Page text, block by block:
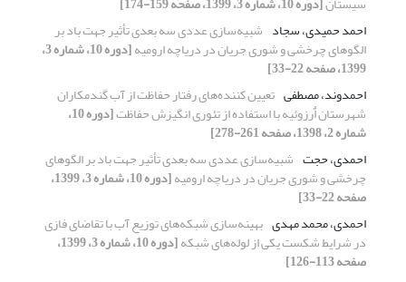
احمد حمیدی، سجاد شبیه‌سازی عددی سه بعدی تأثیر جهت باد بر
الگوهای چرخشی و شوری جریان در دریاچه ارومیه [دوره 10، شماره 3،
1399، صفحه 22-33]
احمدوند، مصطفی تعیین کننده‌های رفتار حفاظت از آب گندم‏کاران
شهرستان اٌرزوئیه با استفاده از تئوری انگیزش حفاظت [دوره 10،
شماره 2، 1398، صفحه 261-278]
احمدی، حجت شبیه‌سازی عددی سه بعدی تأثیر جهت باد بر الگوهای
چرخشی و شوری جریان در دریاچه ارومیه [دوره 10، شماره 3، 1399،
صفحه 22-33]
احمدی، محمد مهدی بهینه‌سازی شبکه‌های توزیع آب با تقاضای فازی
در شرایط شکست یکی از لوله‌های شبکه [دوره 10، شماره 3، 1399،
صفحه 113-126]